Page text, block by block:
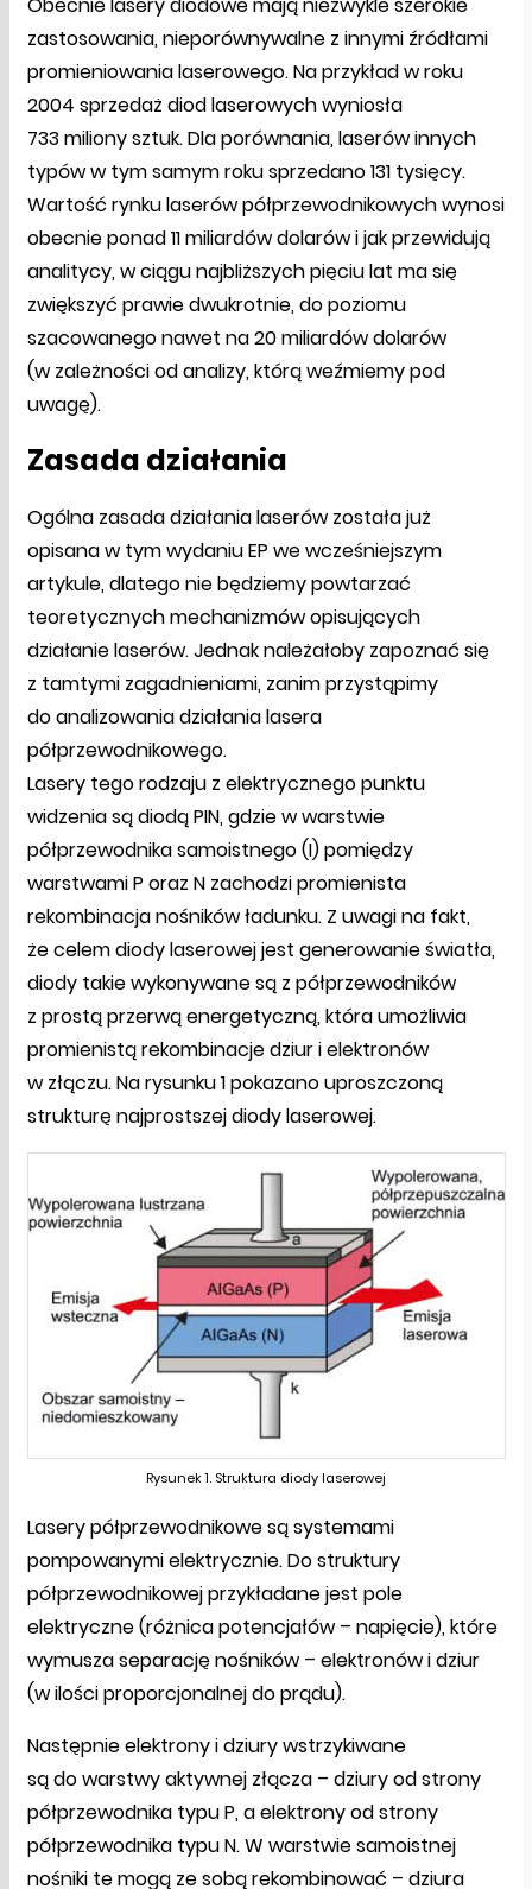
zastosowania, nieporównywalne z innymi źródłami
promieniowania laserowego. Na przykład w roku
2004 sprzedaż diod laserowych wyniosła
733 miliony sztuk. Dla porównania, laserów innych
typów w tym samym roku sprzedano 131 tysięcy.
Wartość rynku laserów półprzewodnikowych wynosi
obecnie ponad 11 miliardów dolarów i jak przewidują
analitycy, w ciągu najbliższych pięciu lat ma się
zwiększyć prawie dwukrotnie, do poziomu
szacowanego nawet na 20 miliardów dolarów
(w zależności od analizy, którą weźmiemy pod
uwagę).
Zasada działania
Ogólna zasada działania laserów została już
opisana w tym wydaniu EP we wcześniejszym
artykule, dlatego nie będziemy powtarzać
teoretycznych mechanizmów opisujących
działanie laserów. Jednak należałoby zapoznać się
z tamtymi zagadnieniami, zanim przystąpimy
do analizowania działania lasera
półprzewodnikowego.
Lasery tego rodzaju z elektrycznego punktu
widzenia są diodą PIN, gdzie w warstwie
półprzewodnika samoistnego (I) pomiędzy
warstwami P oraz N zachodzi promienista
rekombinacja nośników ładunku. Z uwagi na fakt,
że celem diody laserowej jest generowanie światła,
diody takie wykonywane są z półprzewodników
z prostą przerwą energetyczną, która umożliwia
promienistą rekombinacje dziur i elektronów
w złączu. Na rysunku 1 pokazano uproszczoną
strukturę najprostszej diody laserowej.
Rysunek 1. Struktura diody laserowej
Lasery półprzewodnikowe są systemami
pompowanymi elektrycznie. Do struktury
półprzewodnikowej przykładane jest pole
elektryczne (różnica potencjałów – napięcie), które
wymusza separację nośników – elektronów i dziur
(w ilości proporcjonalnej do prądu).
Następnie elektrony i dziury wstrzykiwane
są do warstwy aktywnej złącza – dziury od strony
półprzewodnika typu P, a elektrony od strony
półprzewodnika typu N. W warstwie samoistnej
nośniki te mogą ze sobą rekombinować – dziura